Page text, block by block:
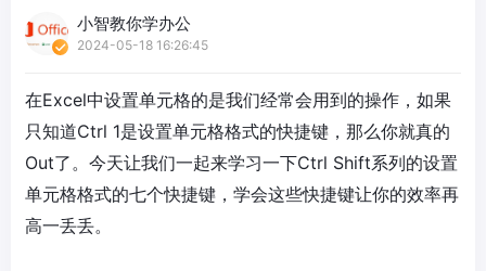
小智教你学办公
2024-05-18 16:26:45
在Excel中设置单元格的是我们经常会用到的操作，如果
只知道Ctrl 1是设置单元格格式的快捷键，那么你就真的
Out了。今天让我们一起来学习一下Ctrl Shift系列的设置
单元格格式的七个快捷键，学会这些快捷键让你的效率再
高一丢丢。